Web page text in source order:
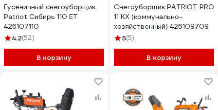
Гусеничный снегоуборщик
Patriot Сибирь 110 ЕT
426107110
4.2(52)
В корзину
Снегоуборщик PATRIOT PRO
11 KX (коммунально-
хозяйственный) 426109709
5(5)
В корзину